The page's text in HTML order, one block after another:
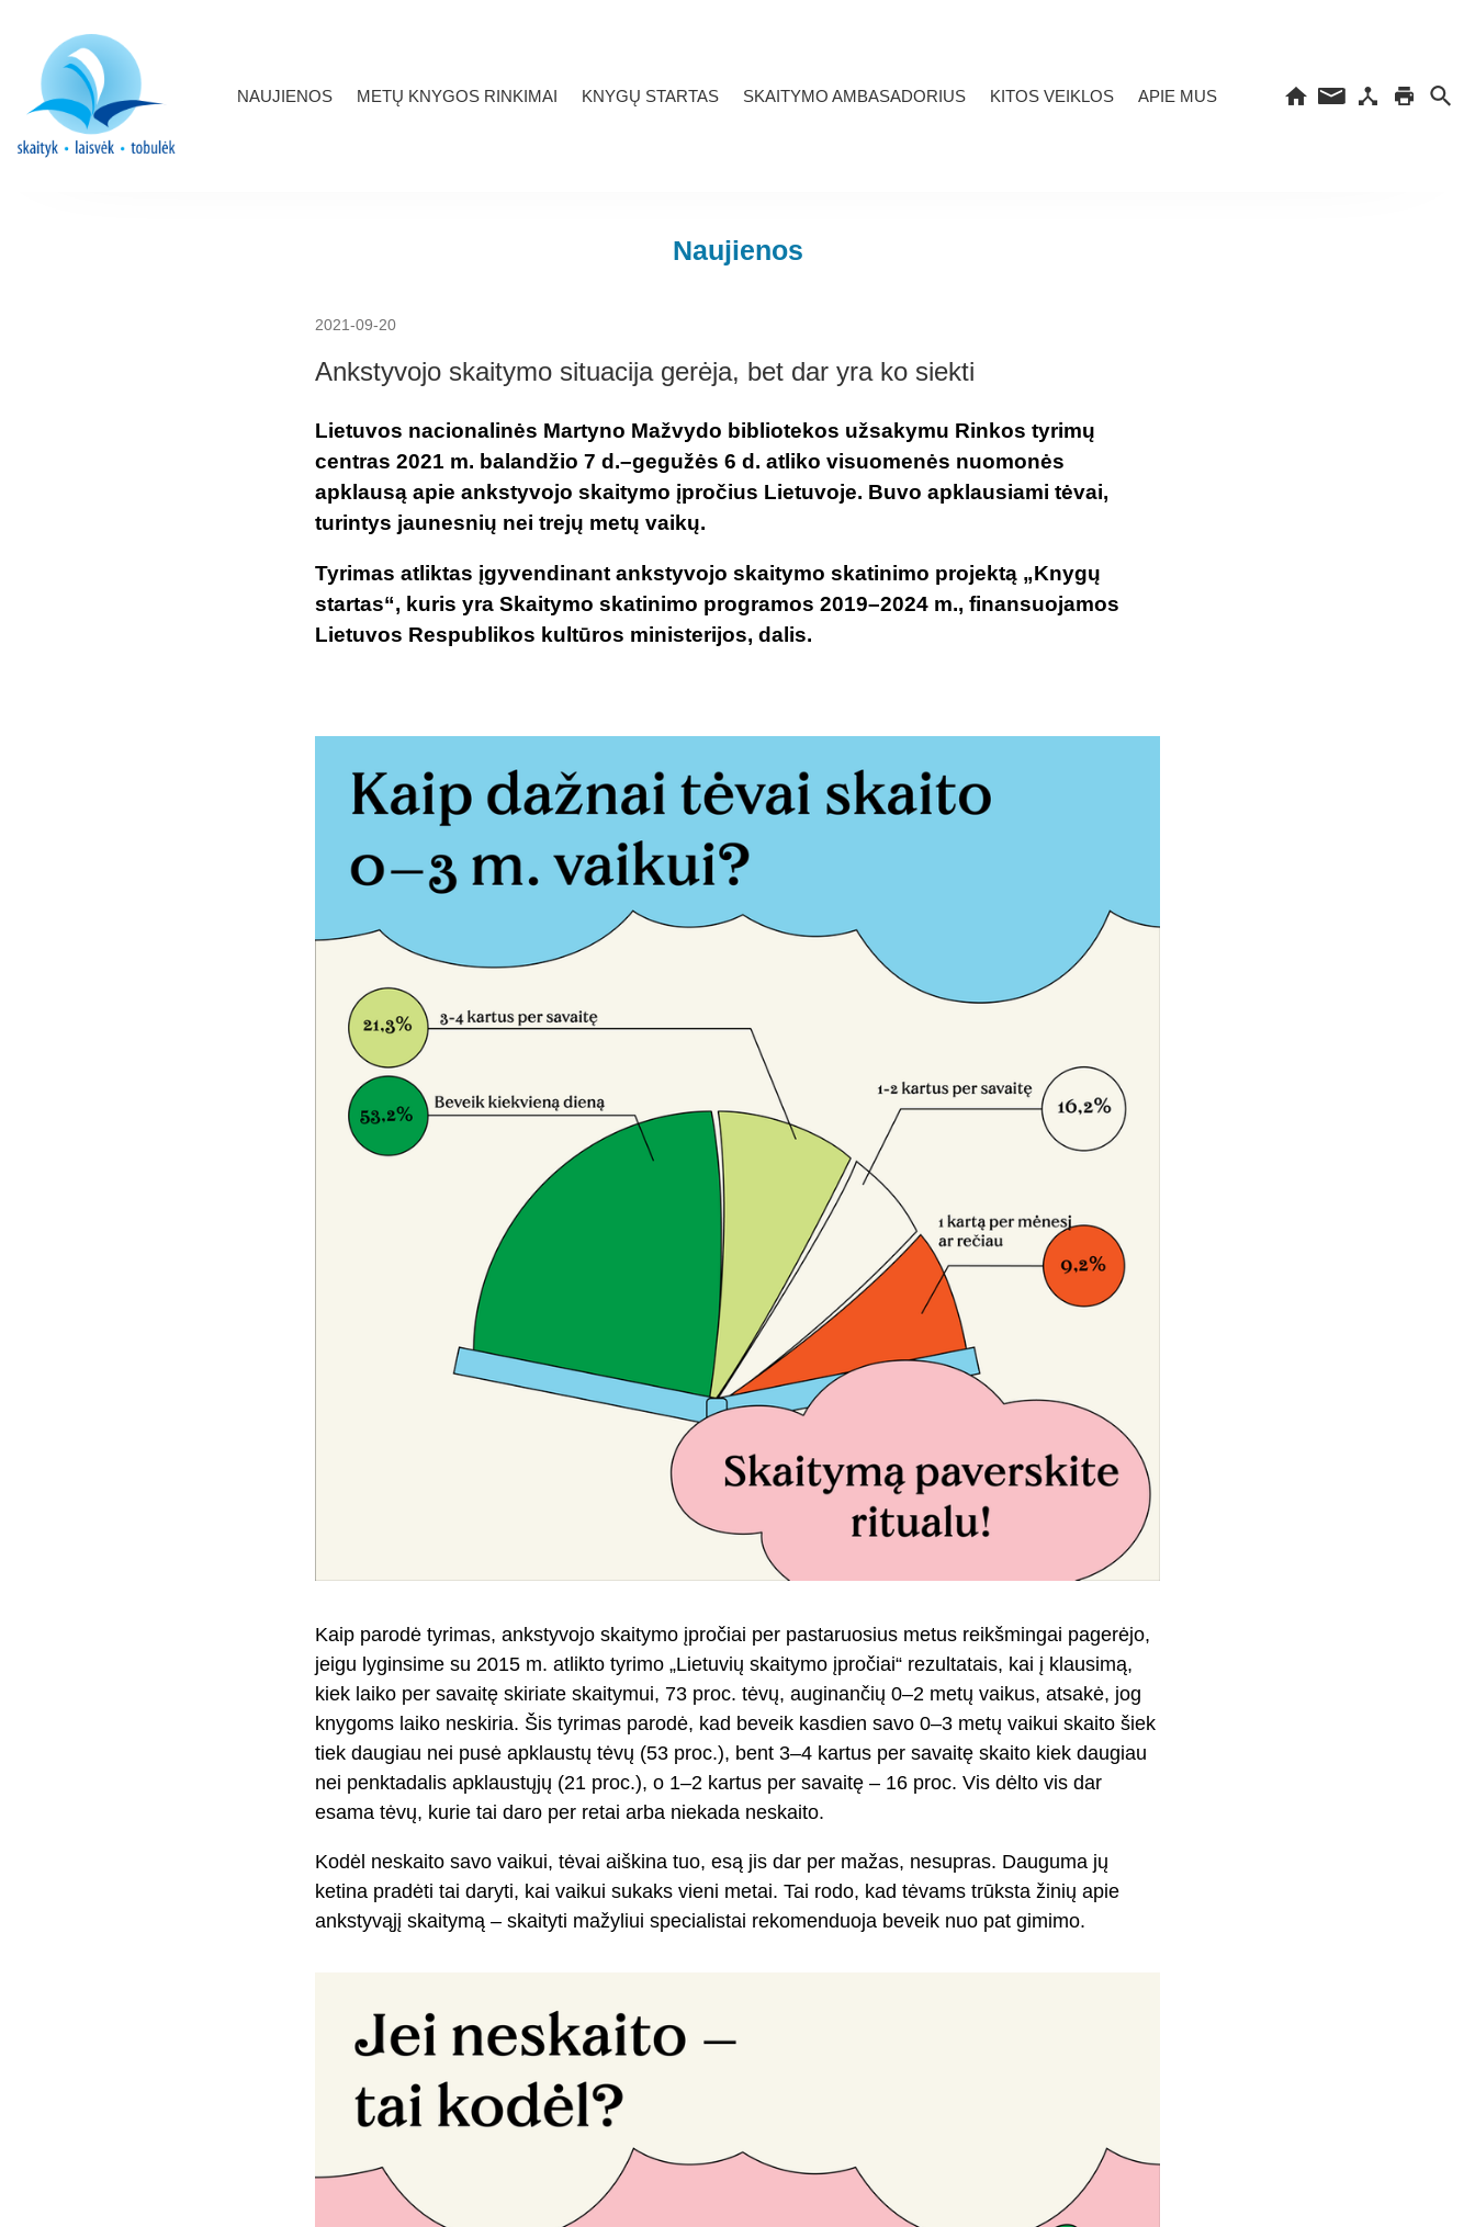
NAUJIENOS METŲ KNYGOS RINKIMAI KNYGŲ STARTAS SKAITYMO AMBASADORIUS KITOS VEIKLOS APIE MUS
Naujienos
2021-09-20
Ankstyvojo skaitymo situacija gerėja, bet dar yra ko siekti
Lietuvos nacionalinės Martyno Mažvydo bibliotekos užsakymu Rinkos tyrimų
centras 2021 m. balandžio 7 d.–gegužės 6 d. atliko visuomenės nuomonės
apklausą apie ankstyvojo skaitymo įpročius Lietuvoje. Buvo apklausiami tėvai,
turintys jaunesnių nei trejų metų vaikų.
Tyrimas atliktas įgyvendinant ankstyvojo skaitymo skatinimo projektą „Knygų
startas“, kuris yra Skaitymo skatinimo programos 2019–2024 m., finansuojamos
Lietuvos Respublikos kultūros ministerijos, dalis.
Kaip parodė tyrimas, ankstyvojo skaitymo įpročiai per pastaruosius metus reikšmingai pagerėjo,
jeigu lyginsime su 2015 m. atlikto tyrimo „Lietuvių skaitymo įpročiai“ rezultatais, kai į klausimą,
kiek laiko per savaitę skiriate skaitymui, 73 proc. tėvų, auginančių 0–2 metų vaikus, atsakė, jog
knygoms laiko neskiria. Šis tyrimas parodė, kad beveik kasdien savo 0–3 metų vaikui skaito šiek
tiek daugiau nei pusė apklaustų tėvų (53 proc.), bent 3–4 kartus per savaitę skaito kiek daugiau
nei penktadalis apklaustųjų (21 proc.), o 1–2 kartus per savaitę – 16 proc. Vis dėlto vis dar
esama tėvų, kurie tai daro per retai arba niekada neskaito.
Kodėl neskaito savo vaikui, tėvai aiškina tuo, esą jis dar per mažas, nesupras. Dauguma jų
ketina pradėti tai daryti, kai vaikui sukaks vieni metai. Tai rodo, kad tėvams trūksta žinių apie
ankstyvąjį skaitymą – skaityti mažyliui specialistai rekomenduoja beveik nuo pat gimimo.